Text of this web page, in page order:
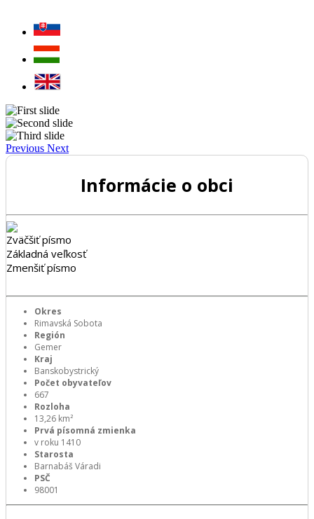
Previous Next
Informácie o obci
Zväčšiť písmo
Základná veľkosť
Zmenšiť písmo
Okres
Rimavská Sobota
Región
Gemer
Kraj
Banskobystrický
Počet obyvateľov
667
Rozloha
13,26 km²
Prvá písomná zmienka
v roku 1410
Starosta
Barnabáš Váradi
PSČ
98001